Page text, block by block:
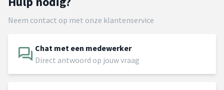
Neem contact op met onze klantenservice
Chat met een medewerker
Direct antwoord op jouw vraag